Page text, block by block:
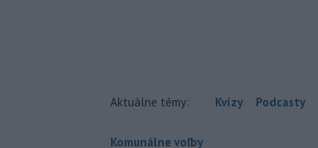
Aktuálne témy: Kvízy Podcasty
Komunálne voľby